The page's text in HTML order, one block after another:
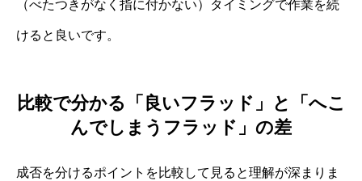
（べたつきがなく指に付かない）タイミングで作業を続
けると良いです。
比較で分かる「良いフラッド」と「へこ
んでしまうフラッド」の差
成否を分けるポイントを比較して見ると理解が深まりま